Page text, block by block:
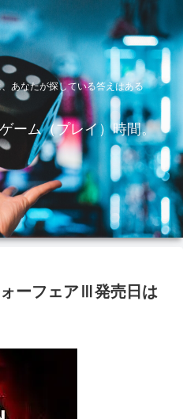
あなたが探している答えはある
ーム（プレイ）時間。
ーフェアⅢ発売日は